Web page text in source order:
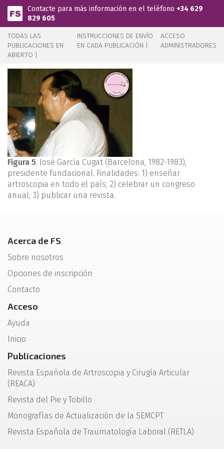
Pasar al contenido principal
Contacte para más información en el teléfono +34 629
829 605
TODAS LAS
PUBLICACIONES EN
ABIERTO |
INSTRUCCIONES DE ENVÍO
EN CADA PUBLICACIÓN |
ACCESO
ADMINISTRADORES
Figura 5. José García Cugat (Barcelona, 1982-1983),
presidente fundacional. Finalidades: 1) enseñar
artroscopia en todo el país; 2) celebrar un congreso
anual; 3) publicar una revista.
Acerca de FS
Sobre nosotros
Opciones de inscripción
Contacto
Acceso
Ayuda
Inicio
Publicaciones
Revista Española de Artroscopia y Cirugía Articular
(REACA)
Revista del Pie y Tobillo
Monografías de Actualización de la SEMCPT
Revista Española de Traumatología Laboral (RETLA)